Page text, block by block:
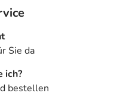
Sie da
ich?
bestellen